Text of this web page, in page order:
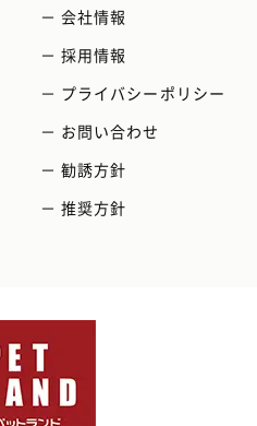
－ 会社情報
－ 採用情報
－ プライバシーポリシー
－ お問い合わせ
－ 勧誘方針
－ 推奨方針